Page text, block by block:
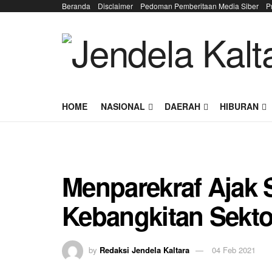
Beranda Disclaimer Pedoman Pemberitaan Media Siber
HOME NASIONAL DAERAH HIBURAN
Menparekraf Ajak
Kebangkitan
by Redaksi Jendela Kaltara 04 Feb 2021